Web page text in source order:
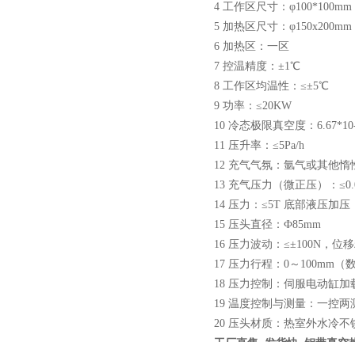
4 工作区尺寸：φ100*100mm
5 加热区尺寸：φ150x200mm
6 加热区：一区
7 控温精度：±1℃
8 工作区均温性：≤±5℃
9 功率：≤20KW
10 冷态极限真空度：
11 压升率：≤5Pa/h
12 充气气氛：氩气或其他惰
13 充气压力（微正压）：
14 压力：≤5T 底部液压加
15 压头直径：Ф85mm
16 压力波动：≤±100N，位
17 压力行程：0～100mm（
18 压力控制：伺服电动缸加
19 温度控制与测量：一控
20 压头材质：热室外水冷